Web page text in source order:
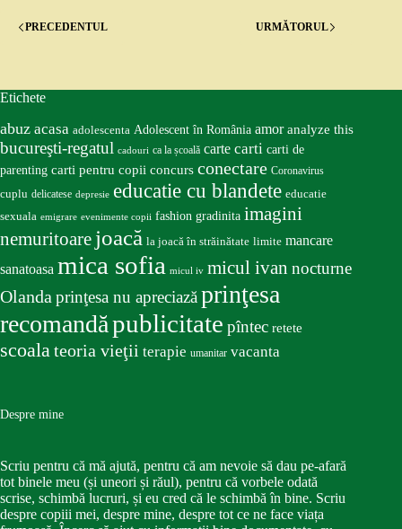
PRECEDENTUL URMĂTORUL
Etichete
abuz acasa adolescenta Adolescent în România amor analyze this
bucureşti-regatul cadouri ca la școală carte carti carti de
parenting carti pentru copii concurs conectare Coronavirus
cuplu delicatese depresie educatie cu blandete educatie
sexuala emigrare evenimente copii fashion gradinita imagini
nemuritoare joacă la joacă în străinătate limite mancare
sanatoasa mica sofia micul iv micul ivan nocturne
Olandaprinţesa nu apreciazăprinţesa
recomandăpublicitate pîntec retete
scoalateoria vieţii terapie umanitar vacanta
Despre mine
Scriu pentru că mă ajută, pentru că am nevoie să dau pe-afară
tot binele meu (și uneori și răul), pentru că vorbele odată
scrise, schimbă lucruri, și eu cred că le schimbă în bine. Scriu
despre copiii mei, despre mine, despre tot ce ne face viața